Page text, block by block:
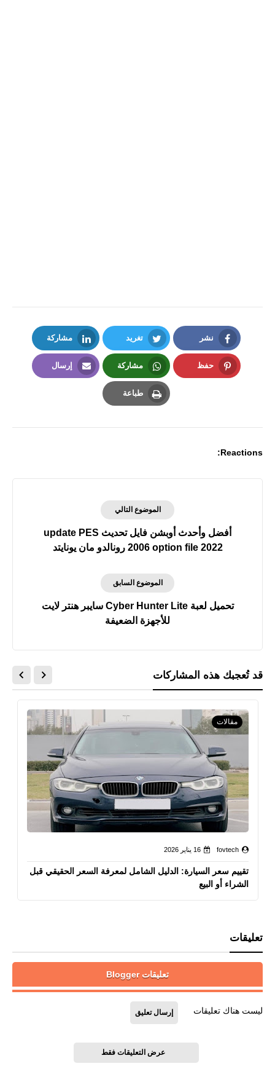
نشر
Facebook
تغريد
Twitter
مشاركة
LinkedIn
حفظ مشاركة
Whatsapp
إرسال
طباعة
Reactions:
الموضوع التالي
أفضل وأحدث أوبشن فايل تحديث update PES
2006 option file 2022 رونالدو مان يونايتد
الموضوع السابق
تحميل لعبة Cyber Hunter Lite‏ سايبر هنتر لايت
للأجهزة الضعيفة
قد تُعجبك هذه المشاركات
مقالات
fovtech 16 يناير 2026
تقييم سعر السيارة: الدليل الشامل لمعرفة السعر الحقيقي قبل
الشراء أو البيع
تعليقات
تعليقات Blogger
ليست هناك تعليقات إرسال تعليق
عرض التعليقات فقط